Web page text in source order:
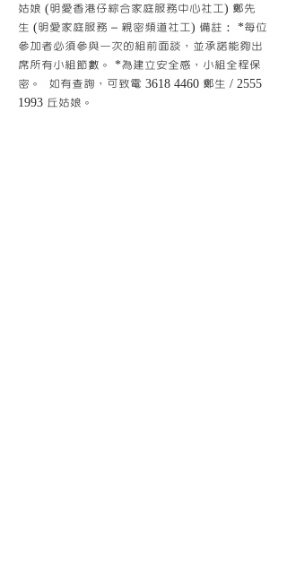
姑娘 (明愛香港仔綜合家庭服務中心社工) 鄭先
生 (明愛家庭服務 – 親密頻道社工) 備註： *每位
參加者必須參與一次的組前面談，並承諾能夠出
席所有小組節數。 *為建立安全感，小組全程保
密。  如有查詢，可致電 3618 4460 鄭生 / 2555
1993 丘姑娘。